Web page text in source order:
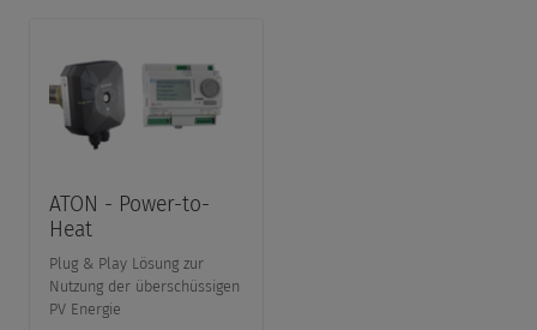
ATON - Power-to-
Heat
Plug & Play Lösung zur
Nutzung der überschüssigen
PV Energie